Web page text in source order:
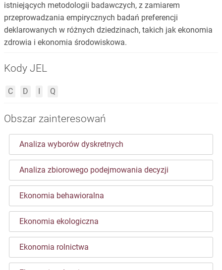
istniejących metodologii badawczych, z zamiarem
przeprowadzania empirycznych badań preferencji
deklarowanych w różnych dziedzinach, takich jak ekonomia
zdrowia i ekonomia środowiskowa.
Kody JEL
C D I Q
Obszar zainteresowań
Analiza wyborów dyskretnych
Analiza zbiorowego podejmowania decyzji
Ekonomia behawioralna
Ekonomia ekologiczna
Ekonomia rolnictwa